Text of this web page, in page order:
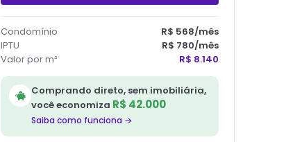
Condomínio R$ 568/mês
IPTU
R$ 780/mês
Valor por m²
R$ 8.140
Comprando direto, sem imobiliária,
você economiza R$ 42.000
Saiba como funciona →